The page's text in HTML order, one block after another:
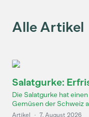
Alle Artikel
Salatgurke:
Die Salatgurke hat
Gemüsen der Schweiz
Artikel · 7. August 2026